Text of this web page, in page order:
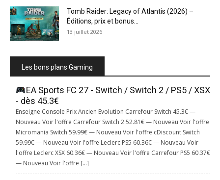
Tomb Raider: Legacy of Atlantis (2026) –
Éditions, prix et bonus...
13 juillet 2026
Les bons plans Gaming
EA Sports FC 27 - Switch / Switch 2 / PS5 / XSX
- dès 45.3€
Enseigne Console Prix Ancien Evolution Carrefour Switch 45.3€ —
Nouveau Voir l'offre Carrefour Switch 2 52.81€ — Nouveau Voir l'offre
Micromania Switch 59.99€ — Nouveau Voir l'offre cDiscount Switch
59.99€ — Nouveau Voir l'offre Leclerc PS5 60.36€ — Nouveau Voir
l'offre Leclerc XSX 60.36€ — Nouveau Voir l'offre Carrefour PS5 60.37€
— Nouveau Voir l'offre […]